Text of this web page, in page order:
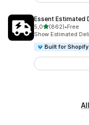
Essent Estimated
5,0av 5 stjerner
(862)
Totalt 862 omtaler
•Free
Show Estimated
Built for Shopify